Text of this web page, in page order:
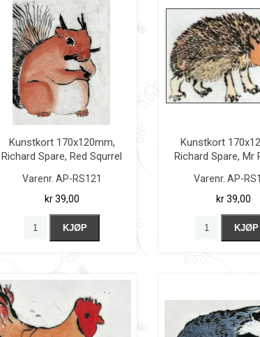
Kunstkort 170x120mm,
Richard Spare, Red Squrrel
Varenr. AP-RS121
kr 39,00
KJØP
Kunstkort
Richard Spare, Mr
Varenr. AP-
kr 39,00
KJØP